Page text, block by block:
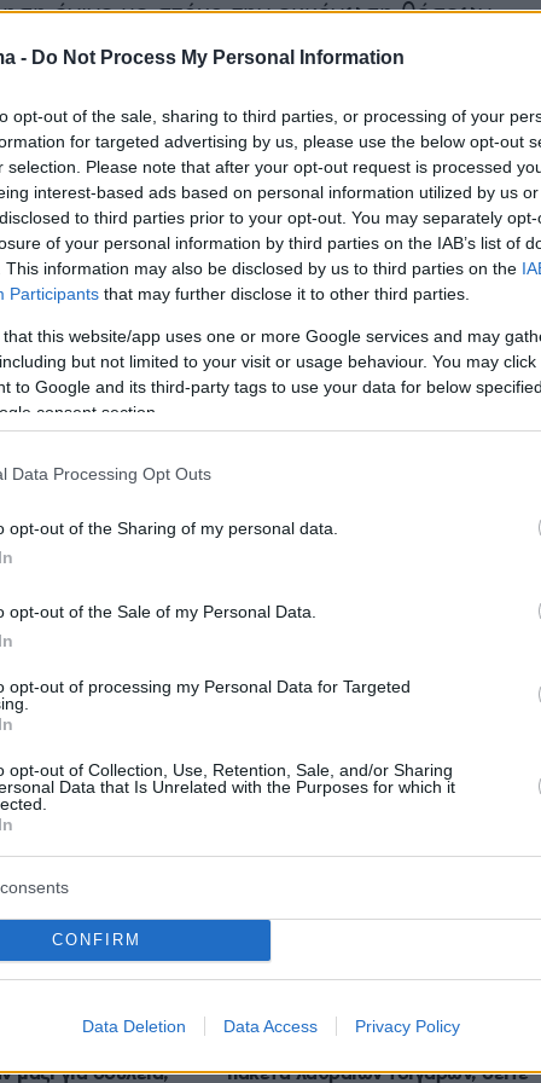
- Do Not Process My Personal Information
opt-out of the sale, sharing to third parties, or processing of your
for targeted advertising by us, please use the below opt-out
selection. Please note that after your opt-out request is processed
interest-based ads based on personal information utilized by us
to third parties prior to your opt-out. You may separately
of your personal information by third parties on the IAB’s list of
This information may also be disclosed by us to third parties on the
Participants that may further disclose it to other third parties.
that this website/app uses one or more Google services and may
but not limited to your visit or usage behaviour. You may
to Google and its third-party tags to use your data for below
consent section.
Data Processing Opt Outs
opt-out of the Sharing of my personal data.
opt-out of the Sale of my Personal Data.
opt-out of processing my Personal Data for Targeted
opt-out of Collection, Use, Retention, Sale, and/or Sharing
Data that Is Unrelated with the Purposes for which it
CONFIRM
Data Deletion Data Access Privacy Policy
έγινε με στόχο την εκκένωση θέσεων
δομή, τονίζοντας ότι τέτοιου είδους
και όχι παρουσία των ΜΑΤ.
ο ακριβής αριθμός των οποίων δεν έχει
γνωστός, οδηγούνται στη Διεύθυνση
στην Πέτρου Ράλλη, ώστε να
Η επιχείρηση δεν έχει ολοκληρωθεί, ωστόσο
Ειδήσειςαπό την Ελλάδα και τον Κόσμο, τη
στο
Μπορούν να
μαζί τους;
της που
μαζί για δουλειά,
sourdough και το levain
Συνελήφθη 56χρονος στο
πακέτα λαθραίων τσιγάρων, δείτε